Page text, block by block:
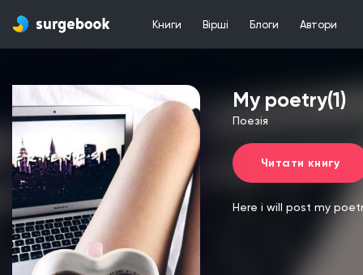
Книги Вірші Блоги Автори
My poetry(1)
Поезія
Читати книгу
Here i will post my